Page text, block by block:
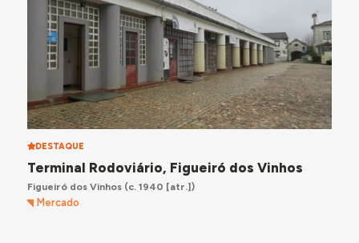
DESTAQUE
Terminal Rodoviário, Figueiró dos Vinhos
Figueiró dos Vinhos(c. 1940 [atr.])
Mercado